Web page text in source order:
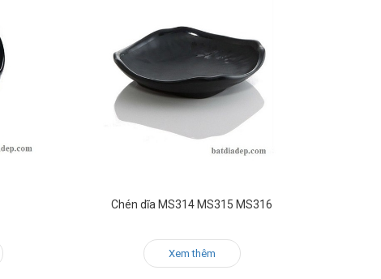
Chén dĩa MS314 MS315 MS316
Xem thêm